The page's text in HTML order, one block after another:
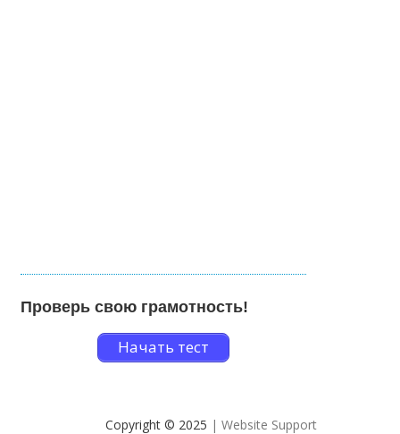
Проверь свою грамотность!
Начать тест
Copyright © 2025 | Website Support